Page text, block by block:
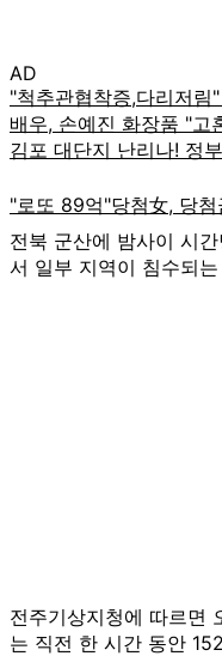
AD
전북 군산에 밤사이 시
서 일부 지역이 침수되
전주기상지청에 따르면
는 직전 한 시간 동안